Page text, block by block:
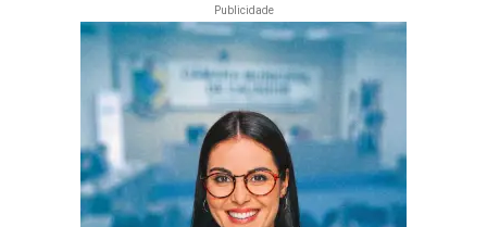
Publicidade